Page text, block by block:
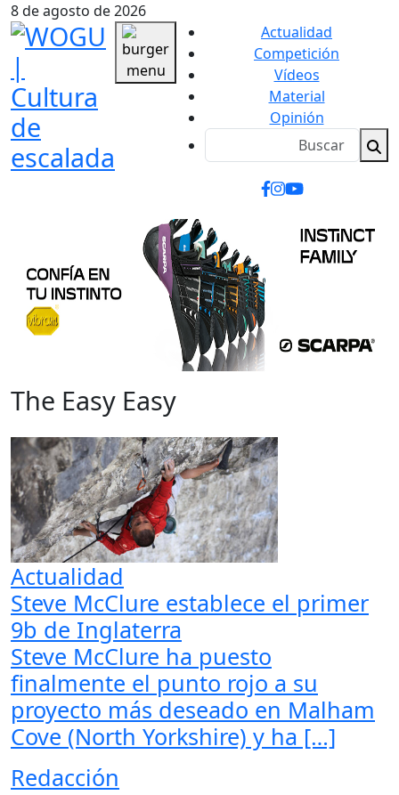
8 de agosto de 2026
Actualidad
Competición
Vídeos
Material
Opinión
The Easy Easy
Actualidad
Steve McClure establece el primer
9b de Inglaterra
Steve McClure ha puesto
finalmente el punto rojo a su
proyecto más deseado en Malham
Cove (North Yorkshire) y ha […]
Redacción